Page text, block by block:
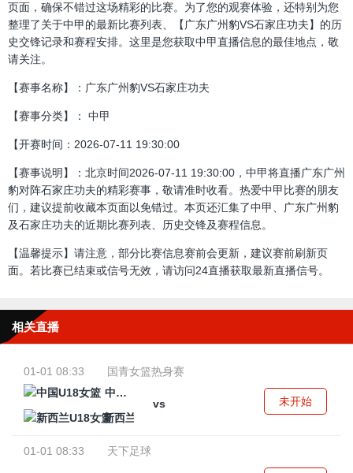
页面，确保不错过这场精彩的比赛。为了您的观赛体验，还特别为您
整理了关于中甲的最新比赛列表、【广东广州豹VS石家庄功夫】的历
史交锋记录和赛程安排。这里是您获取中甲直播信息的最佳地点，敬
请关注。
【赛事名称】：广东广州豹VS石家庄功夫
【赛事分类】： 中甲
【开赛时间：2026-07-11 19:30:00
【赛事说明】：北京时间2026-07-11 19:30:00，中甲将直播广东广州
豹对阵石家庄功夫的精彩赛事，敬请准时收看。热爱中甲比赛的朋友
们，建议提前收藏本页面以免错过。本页还汇集了中甲、广东广州豹
及石家庄功夫的近期比赛列表、历史交锋及赛程信息。
【温馨提示】请注意，部分比赛信息赛前会更新，建议赛前刷新页
面。若比赛已结束或信号无效，请访问24直播获取最新直播信号。
相关直播
01-01 08:33
国青女篮热身赛
中国U18女篮
vs
新西兰U18女篮
未开始
01-01 08:33 天下足球